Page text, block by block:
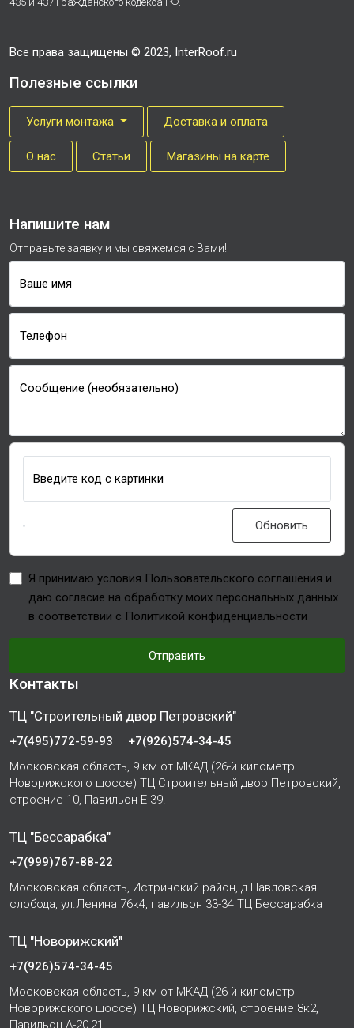
Все права защищены © 2023, InterRoof.ru
Полезные ссылки
Услуги монтажа Доставка и оплата
О нас Cтатьи Магазины на карте
Напишите нам
Отправьте заявку и мы свяжемся с Вами!
Ваше имя
Телефон
Сообщение (необязательно)
Введите код с картинки
Обновить
Я принимаю условия Пользовательского соглашения и
даю согласие на обработку моих персональных данных
в соответствии с Политикой конфиденциальности
Отправить
Контакты
ТЦ "Строительный двор Петровский"
+7(495)772-59-93
+7(926)574-34-45
Московская область, 9 км от МКАД (26-й километр
Новорижского шоссе) ТЦ Строительный двор Петровский,
строение 10, Павильон Е-39.
ТЦ "Бессарабка"
+7(999)767-88-22
Московская область, Истринский район, д.Павловская
слобода, ул.Ленина 76к4, павильон 33-34 ТЦ Бессарабка
ТЦ "Новорижский"
+7(926)574-34-45
Московская область, 9 км от МКАД (26-й километр
Новорижского шоссе) ТЦ Новорижский, строение 8к2,
Павильон А-20,21